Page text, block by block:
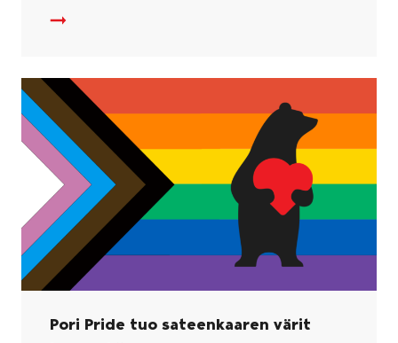
Katujen uudelleenpäällystykset jatkuvat – katso lista
Pori Pride tuo sateenkaaren värit